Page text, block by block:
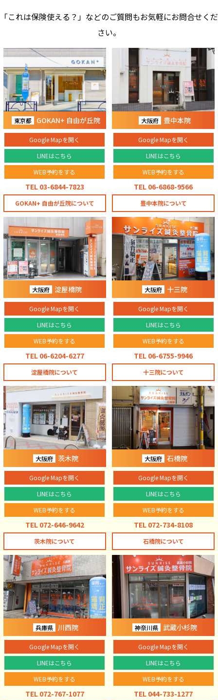
「これは保険使える？」などのご質問もお気軽にお問合せくだ
さい。
東京都 GOKAN+ 自由が丘院
Google Mapを開く
LINEはこちら
WEB予約をする
TEL 03-6844-7823
GOKAN+ 自由が丘院について
大阪府 豊中本院
Google Mapを開く
LINEはこちら
WEB予約をする
TEL 06-6868-9566
豊中本院について
大阪府 淀屋橋院
Google Mapを開く
LINEはこちら
WEB予約をする
TEL 06-6204-6277
淀屋橋院について
大阪府 十三院
Google Mapを開く
LINEはこちら
WEB予約をする
TEL 06-6755-9946
十三院について
大阪府 茨木院
Google Mapを開く
LINEはこちら
WEB予約をする
TEL 072-646-9642
茨木院について
大阪府 石橋院
Google Mapを開く
LINEはこちら
WEB予約をする
TEL 072-734-8108
石橋院について
兵庫県 川西院
Google Mapを開く
LINEはこちら
WEB予約をする
TEL 072-767-1077
神奈川県 武蔵小杉院
Google Mapを開く
LINEはこちら
WEB予約をする
TEL 044-733-1277